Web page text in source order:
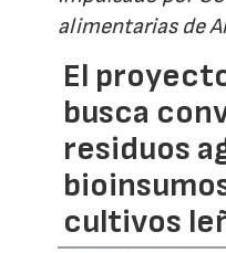
alimentarias de
El
busca
residuos
cultivos